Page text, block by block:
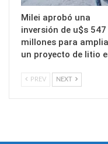
Milei aprobó una
inversión de u$s 547
millones para
un proyecto de litio
PREV NEXT